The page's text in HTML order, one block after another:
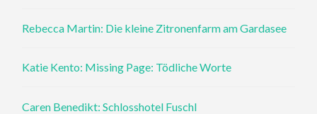
Rebecca Martin: Die kleine Zitronenfarm am Gardasee
Katie Kento: Missing Page: Tödliche Worte
Caren Benedikt: Schlosshotel Fuschl